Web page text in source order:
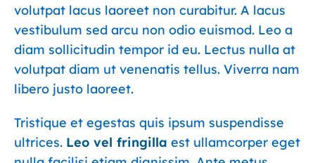
volutpat lacus laoreet non curabitur. A lacus
vestibulum sed arcu non odio euismod. Leo a
diam sollicitudin tempor id eu. Lectus nulla at
volutpat diam ut venenatis tellus. Viverra nam
libero justo laoreet.
Tristique et egestas quis ipsum suspendisse
ultrices. Leo vel fringilla est ullamcorper eget